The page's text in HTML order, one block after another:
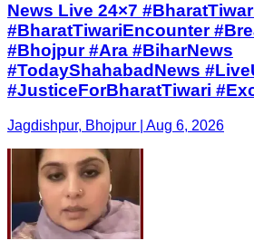
News Live 24×7
#BharatTiwariEncounter
#Bhojpur #Ara #BiharNews
#TodayShahabadNews
#JusticeForBharatTiwari
Jagdishpur, Bhojpur | Aug 6, 2026